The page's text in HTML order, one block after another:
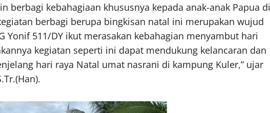
berbagi kebahagiaan khususnya kepada anak-anak Papua di
berbagi berupa bingkisan natal ini merupakan wujud
Yonif 511/DY ikut merasakan kebahagian menyambut hari
kegiatan seperti ini dapat mendukung kelancaran dan
hari raya Natal umat nasrani di kampung Kuler,” ujar